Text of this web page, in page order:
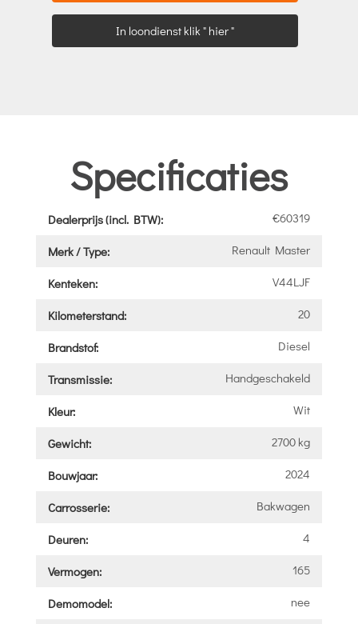
In loondienst klik " hier "
Specificaties
Dealerprijs (incl. BTW): €60319
Merk / Type: Renault Master
Kenteken: V44LJF
Kilometerstand: 20
Brandstof: Diesel
Transmissie: Handgeschakeld
Kleur: Wit
Gewicht: 2700 kg
Bouwjaar: 2024
Carrosserie: Bakwagen
Deuren: 4
Vermogen: 165
Demomodel: nee